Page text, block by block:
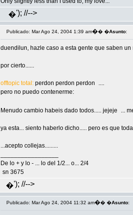
�'); //-->
Publicado: Mar Ago 24, 2004 1:39 am�� �Asunto:
duendilun, hazle caso a esta gente que saben
por cierto......
offtopic total: perdon perdon perdon
....
pero no puedo contenerme:
Menudo cambio habeis dado todos..... jejeje ...
ya esta... siento haberlo dicho..... pero es que
...acepto collejas.........
De lo + y lo - ... lo del 1/2... o... 2/4
sn 3675
�'); //-->
Publicado: Mar Ago 24, 2004 11:32 am�� �Asunto: